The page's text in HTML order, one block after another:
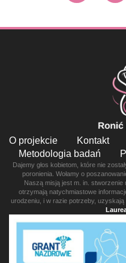
O projekcie Kontakt
Metodologia badań
Dajemy głos kobietom, które nie
poronienia. Wołamy o
Naszą misją jest m. in.
otrzymają natychmiastowe
urodzeniu, i w razie potrzeby,